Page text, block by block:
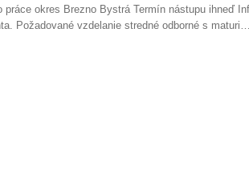
práce okres Brezno Bystrá Termín nástupu ihneď
Požadované vzdelanie stredné odborné s maturi…